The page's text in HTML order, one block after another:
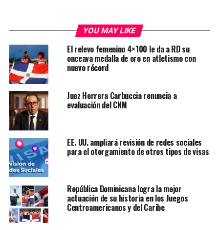
YOU MAY LIKE
El relevo femenino 4×100 le da a RD su
onceava medalla de oro en atletismo con
nuevo récord
Juez Herrera Carbuccia renuncia a
evaluación del CNM
EE. UU. ampliará revisión de redes sociales
para el otorgamiento de otros tipos de visas
República Dominicana logra la mejor
actuación de su historia en los Juegos
Centroamericanos y del Caribe